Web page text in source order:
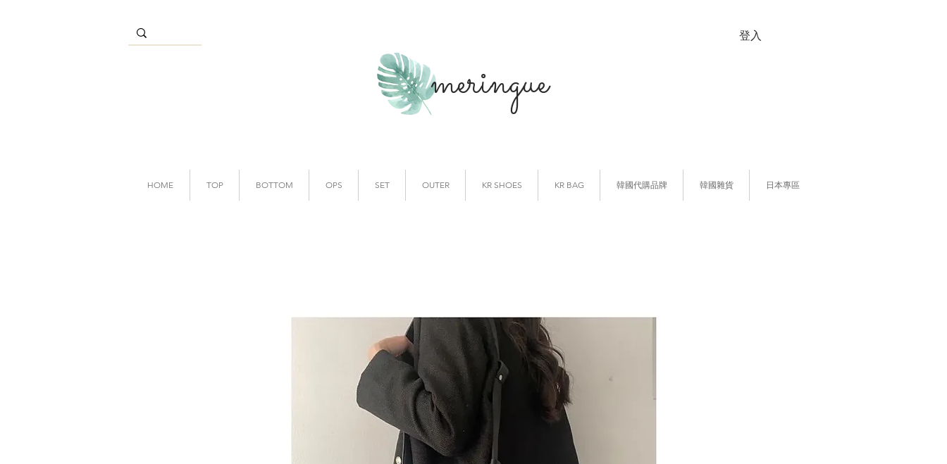
meringue
登入
HOME TOP BOTTOM OPS SET OUTER KR SHOES KR BAG 韓國代購品牌 韓國雜貨 日本專區